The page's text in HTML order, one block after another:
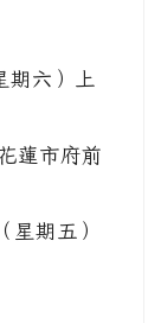
期六）上
蓮市府前
星期五）